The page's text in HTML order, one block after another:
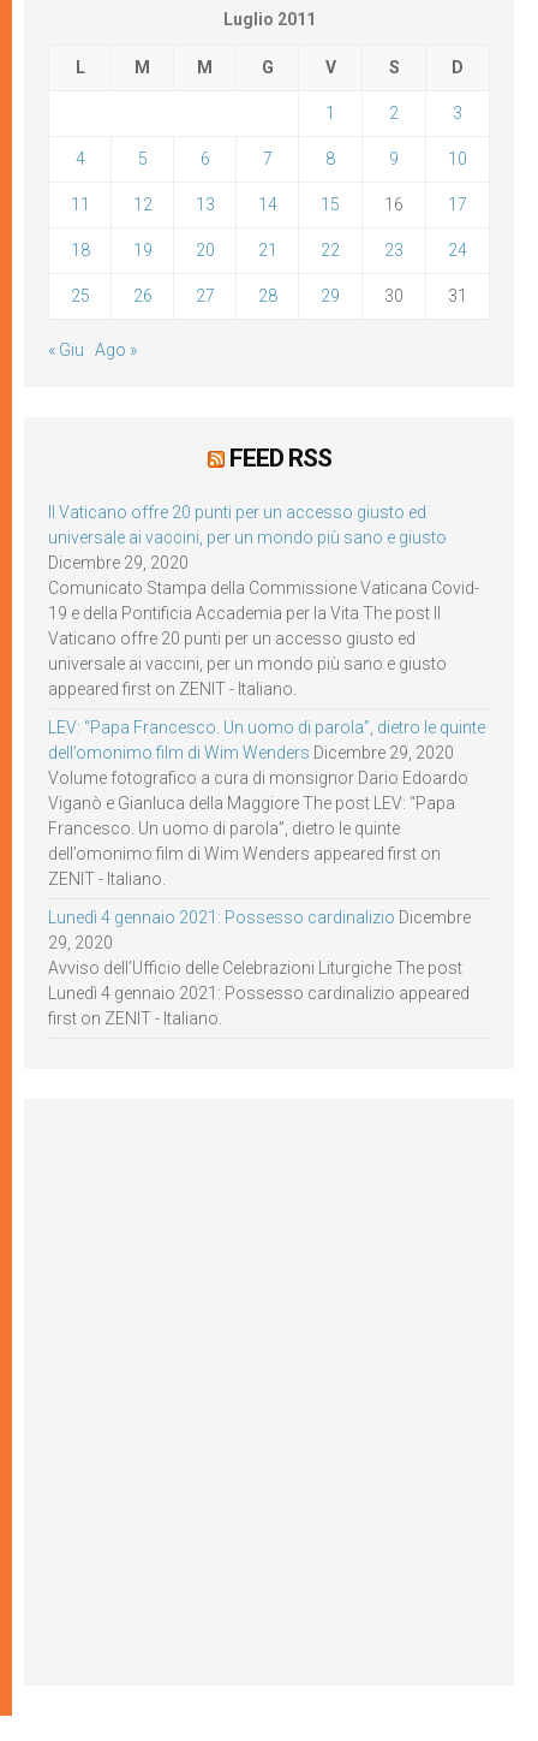
Luglio 2011
L M M G V S D
1 2 3
4 5 6 7 8 9 10
11 12 13 14 15 16 17
18 19 20 21 22 23 24
25 26 27 28 29 30 31
« Giu Ago »
FEED RSS
Il Vaticano offre 20 punti per un accesso giusto ed
universale ai vaccini, per un mondo più sano e giusto
Dicembre 29, 2020
Comunicato Stampa della Commissione Vaticana Covid-
19 e della Pontificia Accademia per la Vita The post Il
Vaticano offre 20 punti per un accesso giusto ed
universale ai vaccini, per un mondo più sano e giusto
appeared first on ZENIT - Italiano.
LEV: “Papa Francesco. Un uomo di parola”, dietro le quinte
dell’omonimo film di Wim Wenders Dicembre 29, 2020
Volume fotografico a cura di monsignor Dario Edoardo
Viganò e Gianluca della Maggiore The post LEV: “Papa
Francesco. Un uomo di parola”, dietro le quinte
dell’omonimo film di Wim Wenders appeared first on
ZENIT - Italiano.
Lunedì 4 gennaio 2021: Possesso cardinalizio Dicembre
29, 2020
Avviso dell’Ufficio delle Celebrazioni Liturgiche The post
Lunedì 4 gennaio 2021: Possesso cardinalizio appeared
first on ZENIT - Italiano.